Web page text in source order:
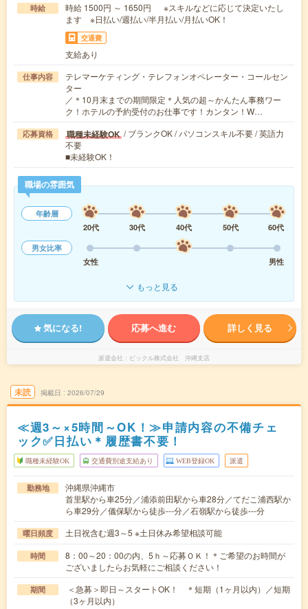
時給
時給 1500円 ～ 1650円 ※スキルなどに応じて決定いたし
ます ※日払い/週払い/半月払い/月払いOK！
交通費
支給あり
仕事内容
テレマーケティング・テレフォンオペレーター・コールセン
ター
／＊10月末までの期間限定＊人気の超～かんたん事務ワー
ク！ホテルの予約受付のお仕事です！カンタン！W…
応募資格 職種未経験OK / ブランクOK / パソコンスキル不要 / 英語力
不要
■未経験OK！
職場の雰囲気
年齢層
20代
30代 40代 50代
60代
男女比率
女性
男性
もっと見る
気になる! 応募へ進む 詳しく見る
派遣会社 ピックル株式会社 沖縄支店
未読 掲載日 2026/07/29
≪週3～×5時間～OK！≫申請内容の不備チェ
ック✅日払い＊履歴書不要！
職種未経験OK 交通費別途支給あり WEB登録OK 派遣
勤務地
沖縄県沖縄市
首里駅から車25分／浦添前田駅から車28分／てだこ浦西駅か
ら車29分／儀保駅から徒歩---分／石嶺駅から徒歩---分
曜日頻度 土日祝含む週3～5 ※土日休み希望相談可能
時間
8：00～20：00の内、5ｈ～応募ＯＫ！＊ご希望のお時間が
ございましたらお気軽にご相談ください！
期間
＜急募＞即日～スタートOK！ ＊短期（1ヶ月以内）／短期
（3ヶ月以内）